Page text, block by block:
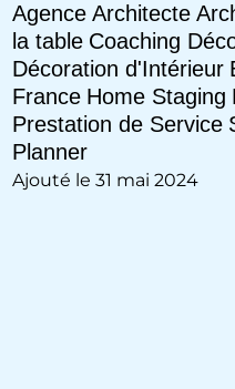
Agence Architecte
la table Coaching
Décoration d'Intérieur
France Home Staging
Prestation de Service
Planner
Ajouté le 31 mai 2024